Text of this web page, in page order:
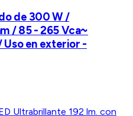
de 300 W /
/ 85 - 265 Vca~
en exterior -